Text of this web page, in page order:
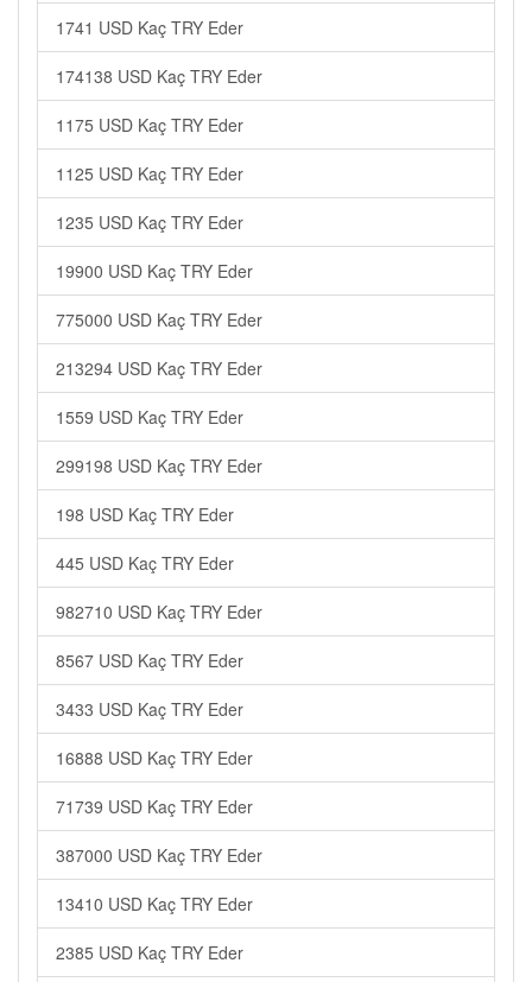
1741 USD Kaç TRY Eder
174138 USD Kaç TRY Eder
1175 USD Kaç TRY Eder
1125 USD Kaç TRY Eder
1235 USD Kaç TRY Eder
19900 USD Kaç TRY Eder
775000 USD Kaç TRY Eder
213294 USD Kaç TRY Eder
1559 USD Kaç TRY Eder
299198 USD Kaç TRY Eder
198 USD Kaç TRY Eder
445 USD Kaç TRY Eder
982710 USD Kaç TRY Eder
8567 USD Kaç TRY Eder
3433 USD Kaç TRY Eder
16888 USD Kaç TRY Eder
71739 USD Kaç TRY Eder
387000 USD Kaç TRY Eder
13410 USD Kaç TRY Eder
2385 USD Kaç TRY Eder